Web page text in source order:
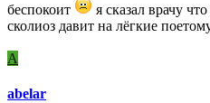
беспокоит
я сказал врачу
сколиоз давит на лёгкие
A
abelar